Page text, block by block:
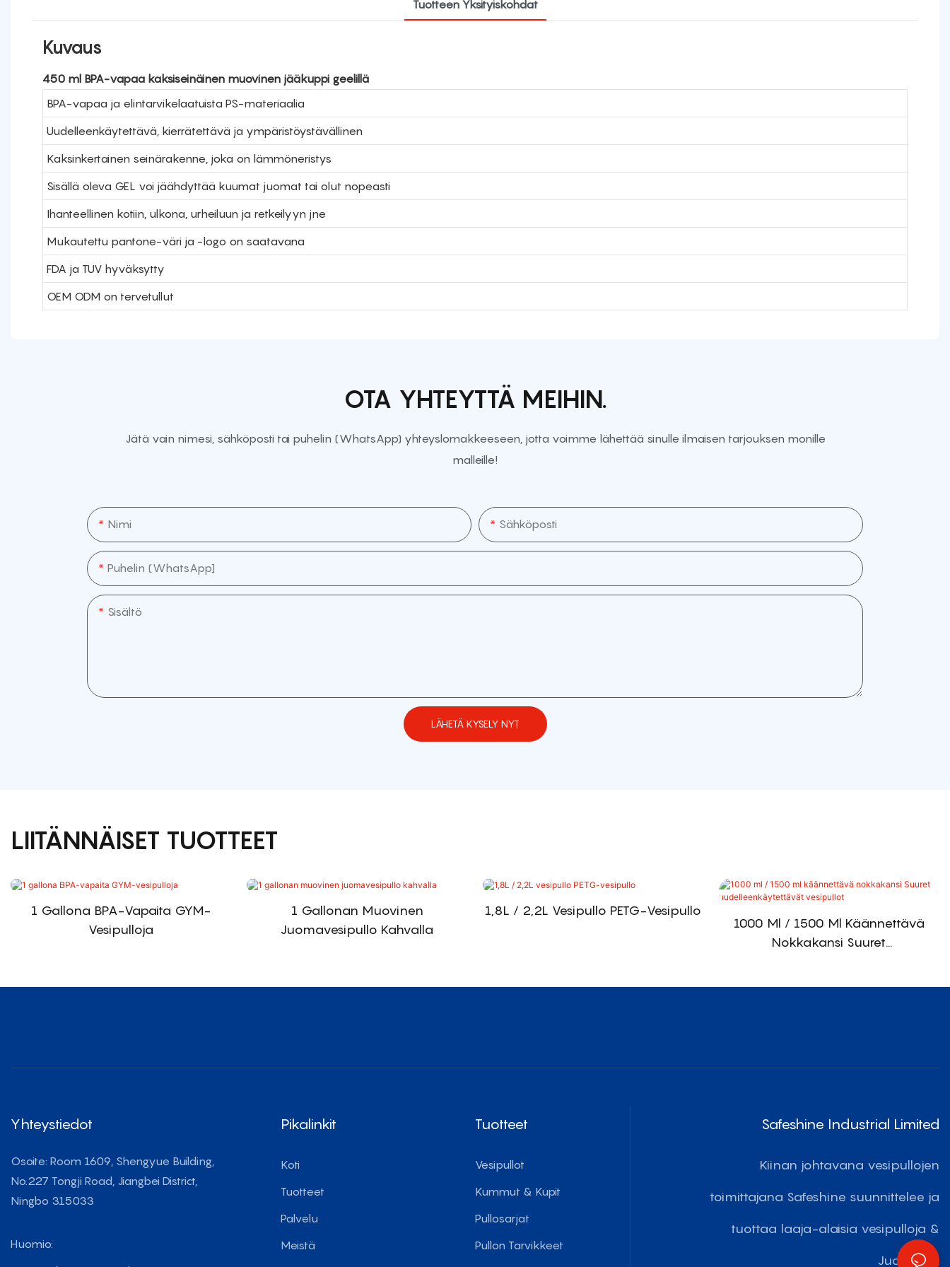
Tuotteen Yksityiskohdat
Kuvaus
450 ml BPA-vapaa kaksiseinäinen muovinen jääkuppi geelillä
BPA-vapaa ja elintarvikelaatuista PS-materiaalia
Uudelleenkäytettävä, kierrätettävä ja ympäristöystävällinen
Kaksinkertainen seinärakenne, joka on lämmöneristys
Sisällä oleva GEL voi jäähdyttää kuumat juomat tai olut nopeasti
Ihanteellinen kotiin, ulkona, urheiluun ja retkeilyyn jne
Mukautettu pantone-väri ja -logo on saatavana
FDA ja TUV hyväksytty
OEM ODM on tervetullut
OTA YHTEYTTÄ MEIHIN.
Jätä vain nimesi, sähköposti tai puhelin (WhatsApp) yhteyslomakkeeseen, jotta voimme lähettää sinulle ilmaisen tarjouksen monille
malleille!
Nimi Sähköposti
Puhelin (WhatsApp]
Sisältö
LÄHETÄ KYSELY NYT
LIITÄNNÄISET TUOTTEET
1 Gallona BPA-Vapaita GYM-
Vesipulloja
1 Gallonan Muovinen
Juomavesipullo Kahvalla
1,8L / 2,2L Vesipullo PETG-Vesipullo
1000 Ml / 1500 Ml Käännettävä
Nokkakansi Suuret
Yhteystiedot
Osoite: Room 1609, Shengyue Building,
No.227 Tongji Road, Jiangbei District,
Ningbo 315033
Huomio:
Pikalinkit
Koti
Tuotteet
Palvelu
Meistä
Tuotteet
Vesipullot
Kummut & Kupit
Pullosarjat
Pullon Tarvikkeet
Safeshine Industrial Limited
Kiinan johtavana vesipullojen
toimittajana Safeshine suunnittelee ja
tuottaa laaja-alaisia ​​vesipulloja &
Juomares.